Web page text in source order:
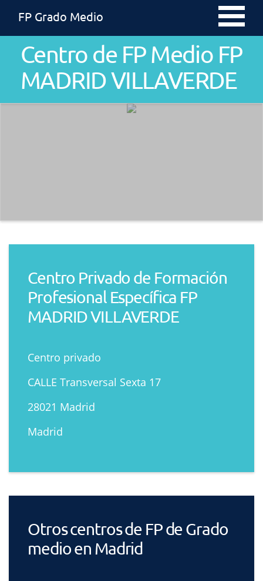
FP Grado Medio
Centro de FP Medio FP
MADRID VILLAVERDE
Centro Privado de Formación
Profesional Específica FP
MADRID VILLAVERDE
Centro privado
CALLE Transversal Sexta 17
28021 Madrid
Madrid
Otros centros de FP de Grado
medio en Madrid